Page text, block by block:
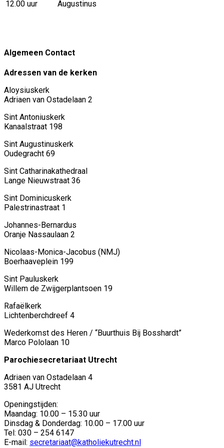
12.00 uur
Augustinus
Algemeen Contact
Adressen van de kerken
Aloysiuskerk
Adriaen van Ostadelaan 2
Sint Antoniuskerk
Kanaalstraat 198
Sint Augustinuskerk
Oudegracht 69
Sint Catharinakathedraal
Lange Nieuwstraat 36
Sint Dominicuskerk
Palestrinastraat 1
Johannes-Bernardus
Oranje Nassaulaan 2
Nicolaas-Monica-Jacobus (NMJ)
Boerhaaveplein 199
Sint Pauluskerk
Willem de Zwijgerplantsoen 19
Rafaëlkerk
Lichtenberchdreef 4
Wederkomst des Heren / “Buurthuis Bij Bosshardt”
Marco Pololaan 10
Parochiesecretariaat Utrecht
Adriaen van Ostadelaan 4
3581 AJ Utrecht
Openingstijden:
Maandag: 10.00 – 15.30 uur
Dinsdag & Donderdag: 10.00 – 17.00 uur
Tel: 030 – 254 6147
E-mail: secretariaat@katholiekutrecht.nl